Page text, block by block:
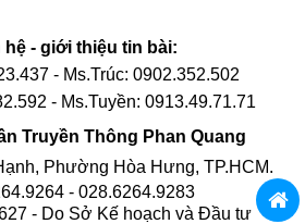
hệ - giới thiệu tin bài:
- Ms.Trúc: 0902.352.502
- Ms.Tuyền: 0913.49.71.71
Truyền Thông Phan Quang
Phường Hòa Hưng, TP.HCM.
- 028.6264.9283
- Do Sở Kế hoạch và Đầu tư